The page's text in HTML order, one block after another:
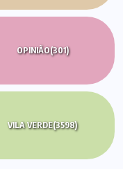
OPINIÃO(301)
VILA VERDE(3598)